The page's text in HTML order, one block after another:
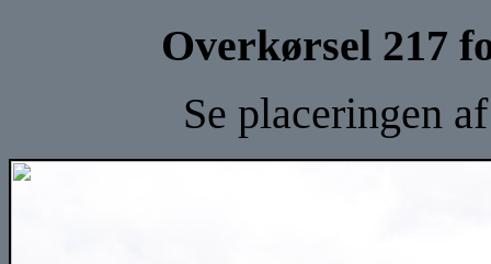
Overkørsel 217
Se placeringen